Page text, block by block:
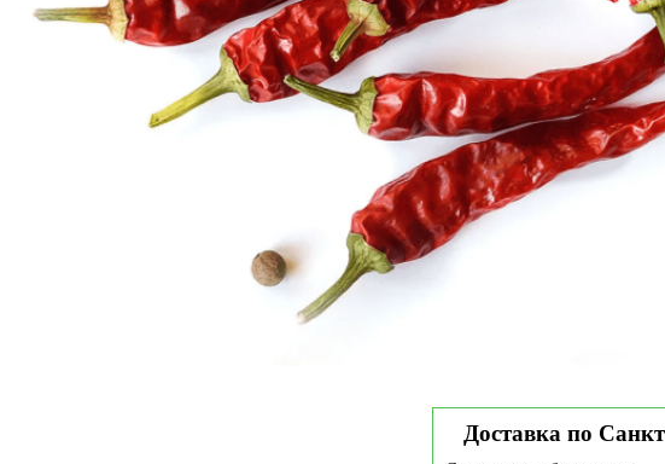
Доставка по